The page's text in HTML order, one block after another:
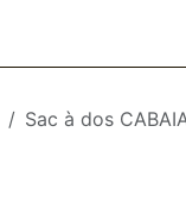
Sac à dos